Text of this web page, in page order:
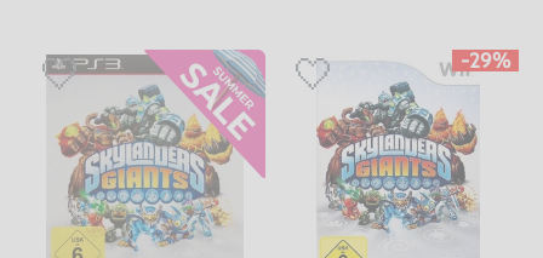
-29%